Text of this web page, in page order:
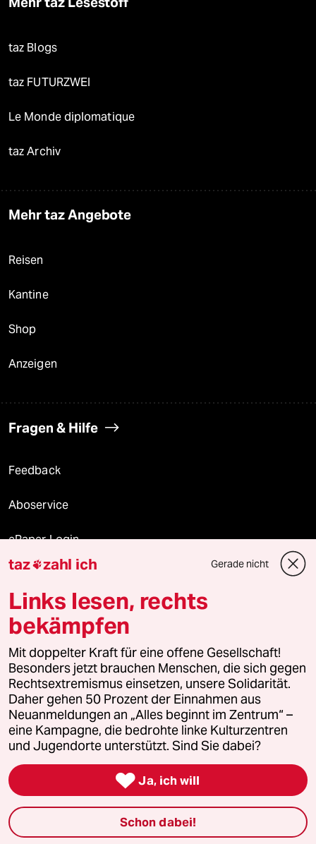
taz Blogs
taz FUTURZWEI
Le Monde diplomatique
taz Archiv
Mehr taz Angebote
Reisen
Kantine
Shop
Anzeigen
Fragen & Hilfe
Feedback
Aboservice
ePaper Login
Downloads für Abonnierende
© 2026 taz Verlags und Vertriebs GmbH
Alle Rechte vorbehalten. Bei rechtlichen Fragen oder für Genehmigungen
wenden Sie sich bitte an
lizenzen@taz.de
Feedback Redaktionsstatut Kommune-Richtlinien
Leitlinie Informant Datenschutz Impressum AGB
Seitenwende Einwilligungen widerrufen (Ads)
taz zahl ich Gerade nicht
Links lesen, rechts
bekämpfen
Mit doppelter Kraft für eine offene Gesellschaft!
Besonders jetzt brauchen Menschen, die sich gegen
Rechtsextremismus einsetzen, unsere Solidarität.
Daher gehen 50 Prozent der Einnahmen aus
Neuanmeldungen an „Alles beginnt im Zentrum“ –
eine Kampagne, die bedrohte linke Kulturzentren
und Jugendorte unterstützt. Sind Sie dabei?
 Ja, ich will
Schon dabei!